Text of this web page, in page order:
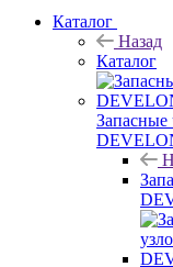
Каталог
Назад
Каталог
Запасные